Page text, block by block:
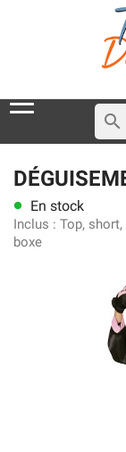
search
lens En stock
Inclus : Top,
boxe